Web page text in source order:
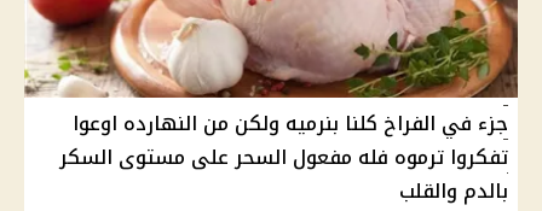
جزء في الفراخ كلنا بنرميه ولكن من النهارده اوعوا
تفكروا ترموه فله مفعول السحر على مستوى السكر
بالدم والقلب